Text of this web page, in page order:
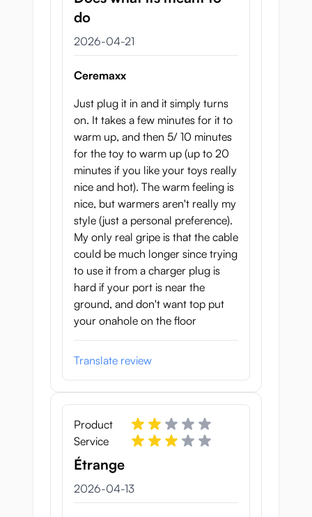
sedan är din leksak är redo att användas!
betyder att den är tillräckligt lång för att
Fördelar med att använda
en sexleksaksvärmare
Känns mer realistisk
Ingen “kall chock” mot dina känsliga delar
Snabbare och enklare än exempelvis varmt
vatten
Vi lovar att när du väl har testat detta
kommer du inte vilja knulla en kall
lösvagina igen!
Produktinformation:
Längd: 15cm
Bredd: 3cm
Sladdlängd: 52cm
Temperatur: 40 grader Celsius
Kabel: USB
* Medan värmarens värme begränsas av
termostaten är det fortfarande en säker
metod att kontrollera temperaturen på den
produkt du värmer varannan minut så att
do
21 april 2026
2026-04-21
Ceremaxx
Just plug it in and it simply turns
on. It takes a few minutes for it to
warm up, and then 5/ 10 minutes
for the toy to warm up (up to 20
minutes if you like your toys really
nice and hot). The warm feeling is
nice, but warmers aren't really my
style (just a personal preference).
My only real gripe is that the cable
could be much longer since trying
to use it from a charger plug is
hard if your port is near the
ground, and don't want top put
your onahole on the floor
Translate review
Product
Service
Étrange
13 april 2026
2026-04-13